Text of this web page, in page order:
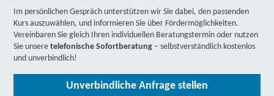
Im persönlichen Gespräch unterstützen wir Sie dabei, den passenden
Kurs auszuwählen, und informieren Sie über Fördermöglichkeiten.
Vereinbaren Sie gleich Ihren individuellen Beratungstermin oder nutzen
Sie unseretelefonische Sofortberatung – selbstverständlich kostenlos
und unverbindlich!
Unverbindliche Anfrage stellen